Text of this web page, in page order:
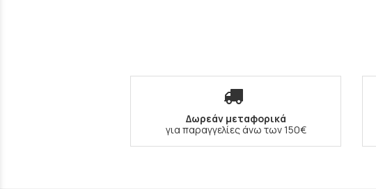
Δωρεάν μεταφορικά
για παραγγελίες άνω των 150€